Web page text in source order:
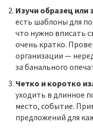
Изучи образец или
есть шаблоны для
что нужно вписать
очень кратко.
организации —
за банального
Четко и коротко
уходить в длинное
место, событие.
предложений для